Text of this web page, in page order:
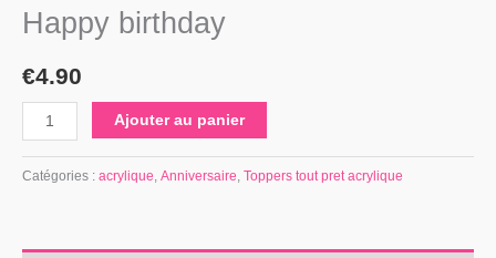
Happy birthday
€4.90
Ajouter au panier
Catégories : acrylique, Anniversaire, Toppers tout pret acrylique